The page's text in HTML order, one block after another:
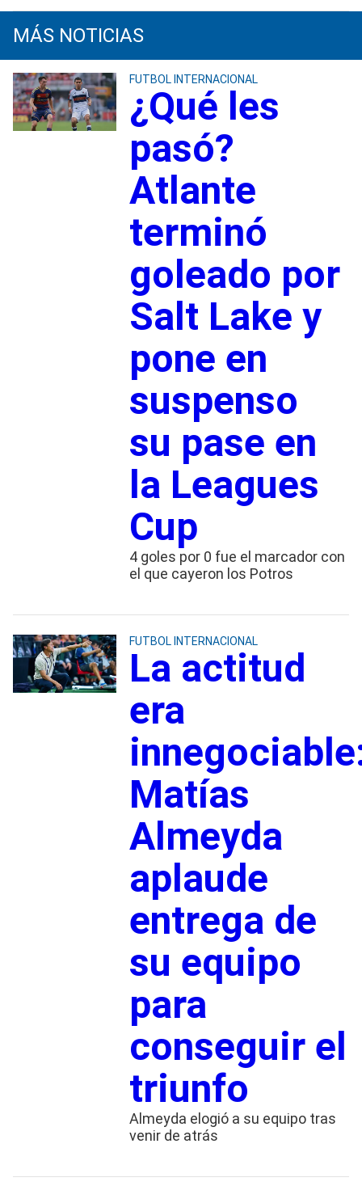
MÁS NOTICIAS
FUTBOL INTERNACIONAL
¿Qué les
pasó?
Atlante
terminó
goleado por
Salt Lake y
pone en
suspenso
su pase en
la Leagues
Cup
4 goles por 0 fue el marcador con
el que cayeron los Potros
FUTBOL INTERNACIONAL
La actitud
era
Matías
Almeyda
aplaude
entrega de
su equipo
para
conseguir el
triunfo
Almeyda elogió a su equipo tras
venir de atrás